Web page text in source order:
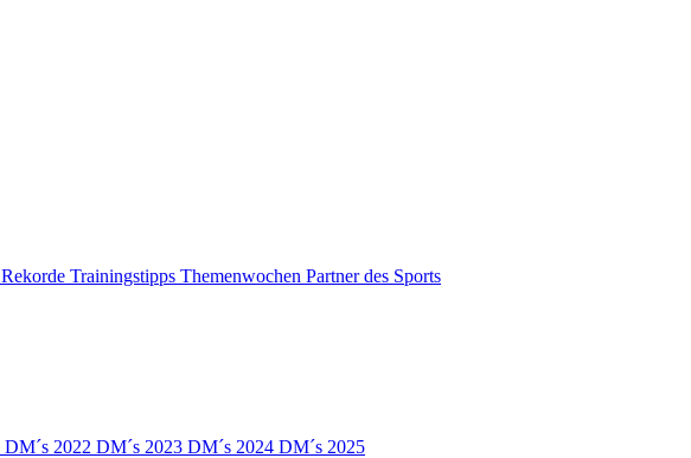
Rekorde Trainingstipps Themenwochen Partner des Sports
DM´s 2022 DM´s 2023 DM´s 2024 DM´s 2025